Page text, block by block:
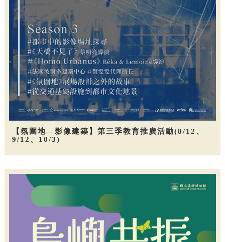
【氛圍地—影像建築】第三季教育推廣活動(8/12、
9/12、10/3)